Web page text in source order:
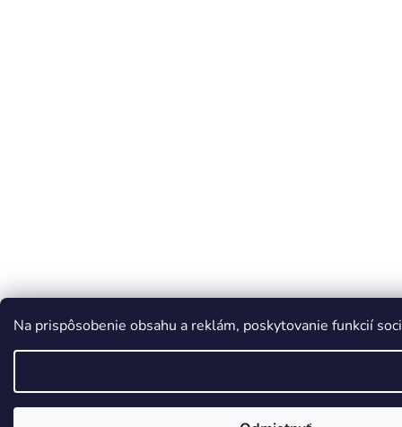
Na prispôsobenie obsahu a reklám, poskytovanie funkcií